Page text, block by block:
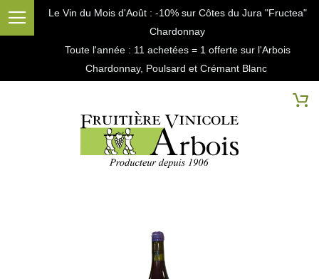
Le Vin du Mois d'Août : -10% sur Côtes du Jura "Fructea"
Chardonnay
Toute l'année : 11 achetées = 1 offerte sur l'Arbois
Chardonnay, Poulsard et Crémant Blanc